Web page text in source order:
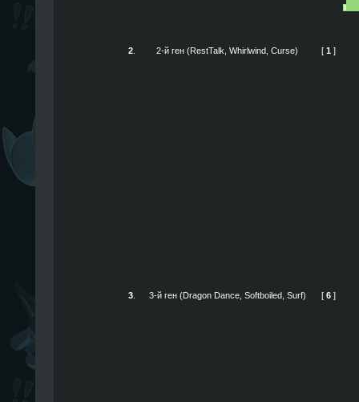
2. 2-й ген (RestTalk, Whirlwind, Curse) [ 1 ]
3. 3-й ген (Dragon Dance, Softboiled, Surf) [ 6 ]